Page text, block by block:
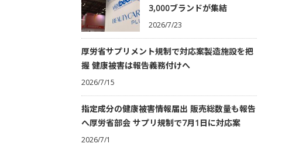
3,000ブランドが集結
2026/7/23
厚労省サプリメント規制で対応案製造施設を把
握 健康被害は報告義務付けへ
2026/7/15
指定成分の健康被害情報届出 販売総数量も報告
へ厚労省部会 サプリ規制で7月1日に対応案
2026/7/1